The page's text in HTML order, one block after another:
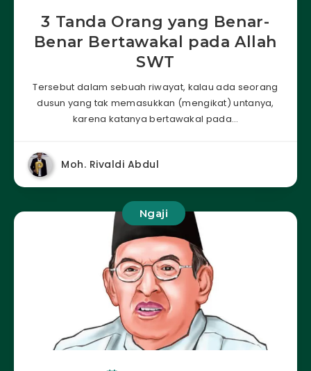
3 Tanda Orang yang Benar-
Benar Bertawakal pada Allah
SWT
Tersebut dalam sebuah riwayat, kalau ada seorang
dusun yang tak memasukkan (mengikat) untanya,
karena katanya bertawakal pada…
Moh. Rivaldi Abdul
Ngaji